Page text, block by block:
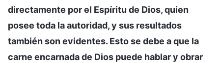
directamente por el Espíritu de Dios, quien
posee toda la autoridad, y sus resultados
también son evidentes. Esto se debe a que la
carne encarnada de Dios puede hablar y obrar